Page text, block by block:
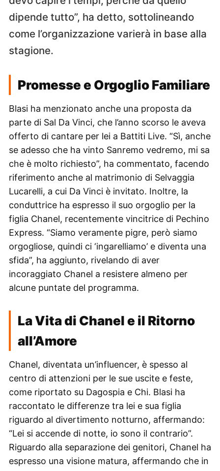
dipende tutto”, ha detto, sottolineando
come l’organizzazione varierà in base alla
stagione.
Promesse e Orgoglio Familiare
Blasi ha menzionato anche una proposta da
parte di Sal Da Vinci, che l’anno scorso le aveva
offerto di cantare per lei a Battiti Live. “Sì, anche
se adesso che ha vinto Sanremo vedremo, mi sa
che è molto richiesto”, ha commentato, facendo
riferimento anche al matrimonio di Selvaggia
Lucarelli, a cui Da Vinci è invitato. Inoltre, la
conduttrice ha espresso il suo orgoglio per la
figlia Chanel, recentemente vincitrice di Pechino
Express. “Siamo veramente pigre, però siamo
orgogliose, quindi ci ‘ingarelliamo’ e diventa una
sfida”, ha aggiunto, rivelando di aver
incoraggiato Chanel a resistere almeno per
alcune puntate del programma.
La Vita di Chanel e il Ritorno
all’Amore
Chanel, diventata un’influencer, è spesso al
centro di attenzioni per le sue uscite e feste,
come riportato su Dagospia e Chi. Blasi ha
raccontato le differenze tra lei e sua figlia
riguardo al divertimento notturno, affermando:
“Lei si accende di notte, io sono il contrario”.
Riguardo alla separazione dei genitori, Chanel ha
espresso una visione matura, affermando che in